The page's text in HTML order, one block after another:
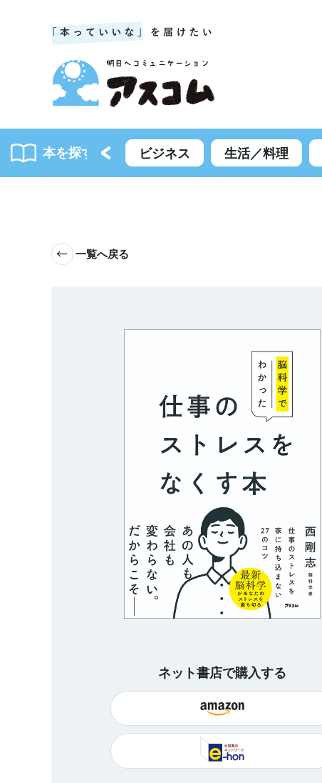
本を探す
書籍一覧 ビジネス 生活／料理
一覧へ戻る
ネット書店で購入する